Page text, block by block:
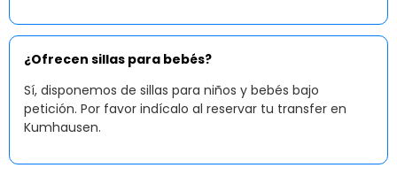
¿Ofrecen sillas para bebés?
Sí, disponemos de sillas para niños y bebés bajo
petición. Por favor indícalo al reservar tu transfer en
Kumhausen.